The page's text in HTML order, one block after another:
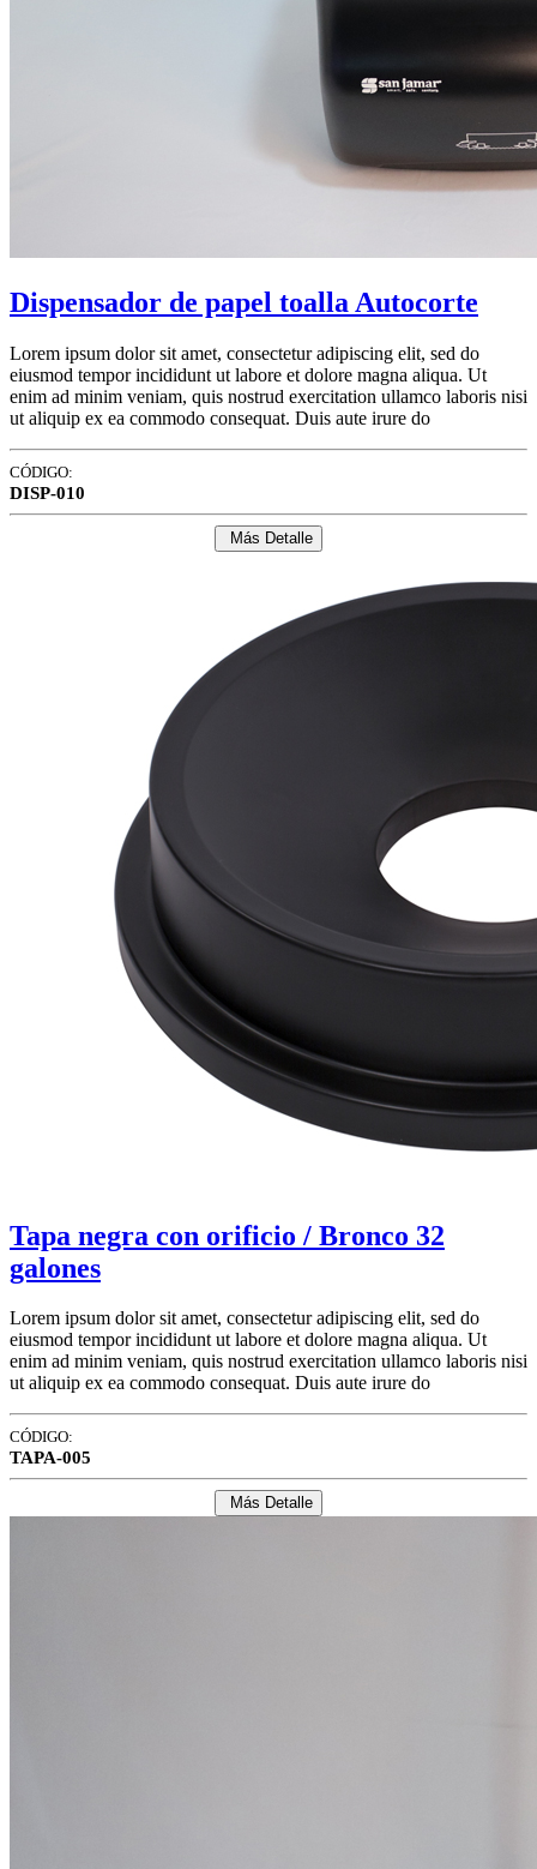
Dispensador de papel toalla Autocorte
Lorem ipsum dolor sit amet, consectetur adipiscing elit, sed do
eiusmod tempor incididunt ut labore et dolore magna aliqua. Ut
enim ad minim veniam, quis nostrud exercitation ullamco laboris nisi
ut aliquip ex ea commodo consequat. Duis aute irure do
CÓDIGO:
DISP-010
Más Detalle
Tapa negra con orificio / Bronco 32
galones
Lorem ipsum dolor sit amet, consectetur adipiscing elit, sed do
eiusmod tempor incididunt ut labore et dolore magna aliqua. Ut
enim ad minim veniam, quis nostrud exercitation ullamco laboris nisi
ut aliquip ex ea commodo consequat. Duis aute irure do
CÓDIGO:
TAPA-005
Más Detalle